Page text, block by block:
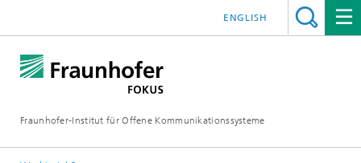
Fraunhofer-Institut für Offene Kommunikationssysteme
ENGLISH